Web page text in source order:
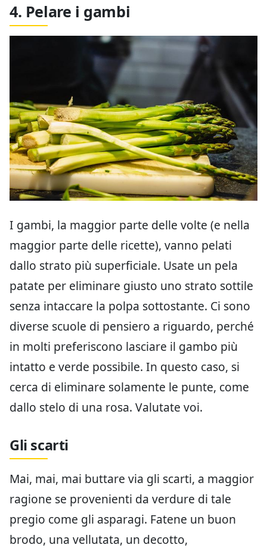
4. Pelare i gambi
I gambi, la maggior parte delle volte (e nella
maggior parte delle ricette), vanno pelati
dallo strato più superficiale. Usate un pela
patate per eliminare giusto uno strato sottile
senza intaccare la polpa sottostante. Ci sono
diverse scuole di pensiero a riguardo, perché
in molti preferiscono lasciare il gambo più
intatto e verde possibile. In questo caso, si
cerca di eliminare solamente le punte, come
dallo stelo di una rosa. Valutate voi.
Gli scarti
Mai, mai, mai buttare via gli scarti, a maggior
ragione se provenienti da verdure di tale
pregio come gli asparagi. Fatene un buon
brodo, una vellutata, un decotto,